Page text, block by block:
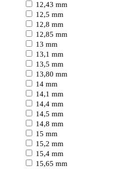
12,43 mm
12,5 mm
12,8 mm
12,85 mm
13 mm
13,1 mm
13,5 mm
13,80 mm
14 mm
14,1 mm
14,4 mm
14,5 mm
14,8 mm
15 mm
15,2 mm
15,4 mm
15,65 mm